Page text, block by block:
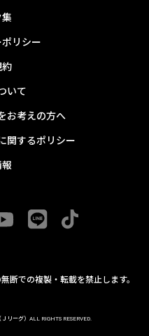
集
リシー
約
いて
お考えの方へ
関するポリシー
断での複製・転載を禁止します。
リーグ）ALL RIGHTS RESERVED.